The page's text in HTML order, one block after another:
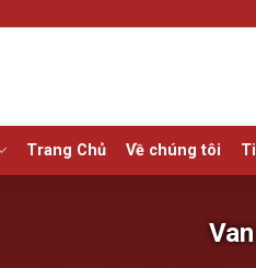
Trang Chủ Về chúng tôi